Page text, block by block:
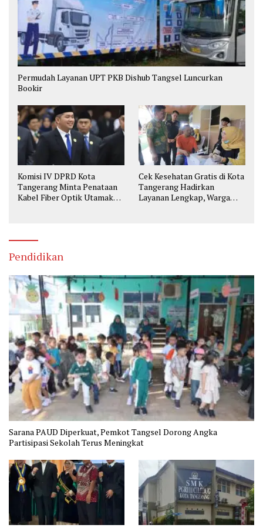
Permudah Layanan UPT PKB Dishub Tangsel Luncurkan
Bookir
Komisi IV DPRD Kota
Tangerang Minta Penataan
Kabel Fiber Optik Utamakan
Cek Kesehatan Gratis di Kota
Tangerang Hadirkan
Layanan Lengkap, Warga
Pendidikan
Sarana PAUD Diperkuat, Pemkot Tangsel Dorong Angka
Partisipasi Sekolah Terus Meningkat